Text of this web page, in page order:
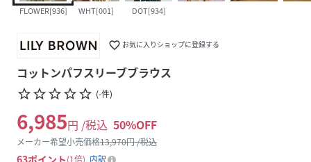
FLOWER[936] WHT[001] DOT[934]
favorite_border お気に入りショップに登録する
コットンパフスリーブブラウス
star_borderstar_borderstar_borderstar_borderstar_border (-件)
6,985円 /税込 50%OFF
メーカー希望小売価格13,970円 /税込
63ポイント 1倍
内訳